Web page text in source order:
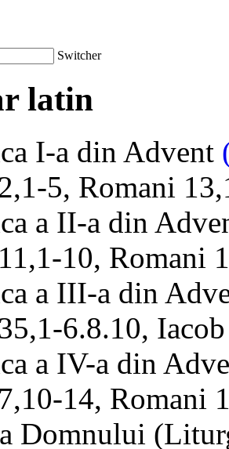
Switcher
latin
I-a din Advent
5, Romani
a II-a din
10, Romani
a III-a din
6.8.10,
a IV-a din
14, Romani
Domnului